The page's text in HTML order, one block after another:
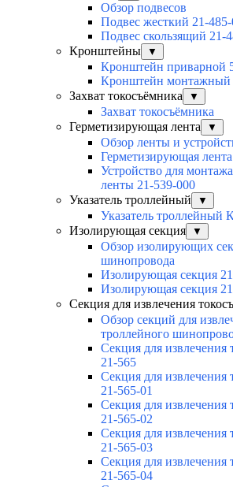
Обзор подвесов
Подвес жесткий 21-
Подвес скользящий 21-
Кронштейны
▼
Кронштейн приварной
Кронштейн монтажный
Захват токосъёмника
▼
Захват токосъёмника
Герметизирующая лента
▼
Обзор ленты и
Герметизирующая
Устройство для
ленты 21-539-000
Указатель троллейный
▼
Указатель троллейный
Изолирующая секция
▼
Обзор изолирующих
шинопровода
Изолирующая секция
Изолирующая секция
Секция для извлечения
Обзор секций для
троллейного
Секция для извлечения
21-565
Секция для извлечения
21-565-01
Секция для извлечения
21-565-02
Секция для извлечения
21-565-03
Секция для извлечения
21-565-04